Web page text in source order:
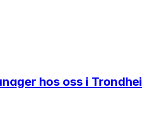
hos oss i